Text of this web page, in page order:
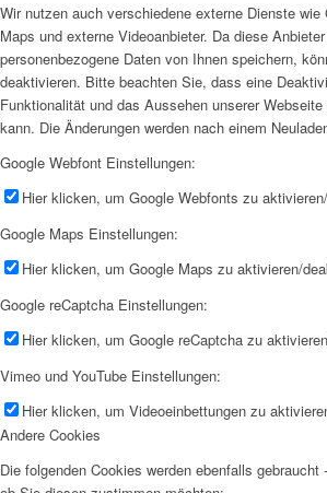
Wir nutzen auch verschiedene externe Dienste
Maps und externe Videoanbieter. Da diese
personenbezogene Daten von Ihnen speichern,
deaktivieren. Bitte beachten Sie, dass eine
Funktionalität und das Aussehen unserer
kann. Die Änderungen werden nach einem
Google Webfont Einstellungen:
Hier klicken, um Google Webfonts zu
Google Maps Einstellungen:
Hier klicken, um Google Maps zu aktivieren/
Google reCaptcha Einstellungen:
Hier klicken, um Google reCaptcha zu
Vimeo und YouTube Einstellungen:
Hier klicken, um Videoeinbettungen zu
Andere Cookies
Die folgenden Cookies werden ebenfalls gebraucht